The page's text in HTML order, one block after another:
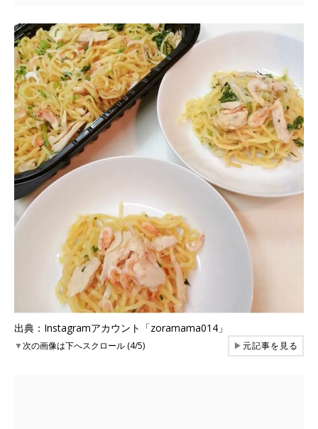
出典：Instagramアカウント「zoramama014」
▼次の画像は下へスクロール (4/5) ▶元記事を見る